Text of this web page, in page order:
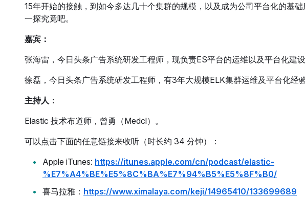
15年开始的接触，到如今多达几十个集群的规模，以及成为公司平台化的基
一探究竟吧。
嘉宾：
张海雷，今日头条广告系统研发工程师，现负责ES平台的运维以及平台化建设
徐磊，今日头条广告系统研发工程师，有3年大规模ELK集群运维及平台化经验
主持人：
Elastic 技术布道师，曾勇（Medcl）。
可以点击下面的任意链接来收听（时长约 34 分钟）：
Apple iTunes: https://itunes.apple.com/cn/podcast/elastic-
%E7%A4%BE%E5%8C%BA%E7%94%B5%E5%8F%B0/
喜马拉雅： https://www.ximalaya.com/keji/14965410/133699689